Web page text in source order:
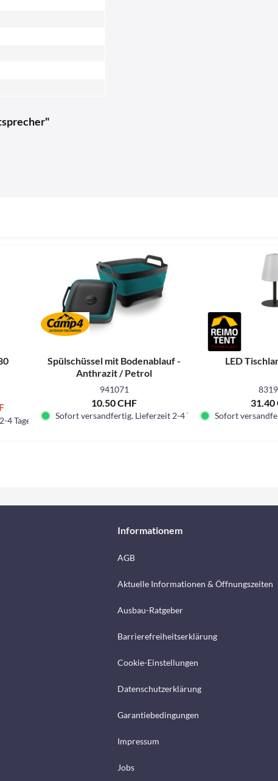
Tage.
Spülschüssel mit Bodenablauf -
Anthrazit / Petrol
941071
10.50 CHF
Sofort versandfertig. Lieferzeit 2-4 Tage.
LED
31.40
Sofort
Informationem
AGB
Aktuelle Informationen & Öffnungszeiten
Ausbau-Ratgeber
Barrierefreiheitserklärung
Cookie-Einstellungen
Datenschutzerklärung
Garantiebedingungen
Impressum
Jobs